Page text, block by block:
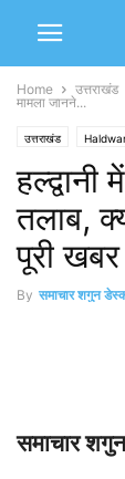
Home उत्तराखंड
मामला जानने...
उत्तराखंड
तलाब,
पूरी खबर
By समाचार शगुन
समाचार